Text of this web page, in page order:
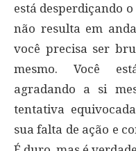
está desperdiçando
não resulta em
você precisa ser
mesmo. Você
agradando a si
tentativa
sua falta de ação e